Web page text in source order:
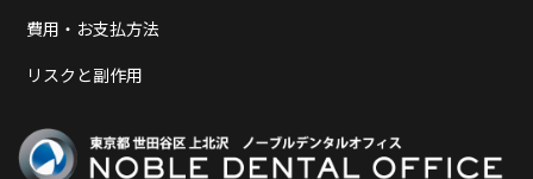
費用・お支払方法
リスクと副作用